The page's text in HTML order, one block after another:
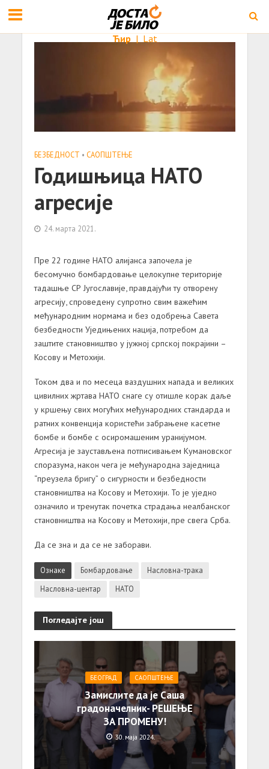
Ћир | Lat
БЕЗБЕДНОСТ • САОПШТЕЊE
Годишњица НАТО
агресије
24. марта 2021.
Пре 22 године НАТО алијанса започела је
бесомучно бомбардовање целокупне територије
тадашње СР Југославије, правдајући ту отворену
агресију, спроведену супротно свим важећим
међународним нормама и без одобрења Савета
безбедности Уједињених нација, потребом да
заштите становништво у јужној српској покрајини –
Косову и Метохији.
Током два и по месеца ваздушних напада и великих
цивилних жртава НАТО снаге су отишле корак даље
у кршењу свих могућих међународних стандарда и
ратних конвенција користећи забрањене касетне
бомбе и бомбе с осиромашеним уранијумом.
Агресија је заустављена потписивањем Кумановског
споразума, након чега је међународна заједница
“преузела бригу” о сигурности и безбедности
становништва на Косову и Метохији. То је уједно
означило и тренутак почетка страдања неалбанског
становништва на Косову и Метохији, пре свега Срба.
Да се зна и да се не заборави.
Ознаке Бомбардовање
Насловна-трака
Насловна-центар
НАТО
Погледајте још
БЕОГРАД САОПШТЕЊE
Замислите да је Саша
градоначелник- РЕШЕЊЕ
ЗА ПРОМЕНУ!
30. маја 2024.